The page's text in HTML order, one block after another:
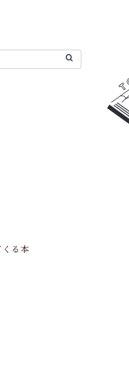
くる本